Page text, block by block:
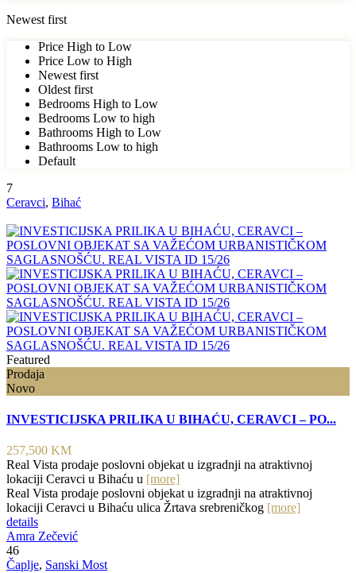
Newest first
Price High to Low
Price Low to High
Newest first
Oldest first
Bedrooms High to Low
Bedrooms Low to high
Bathrooms High to Low
Bathrooms Low to high
Default
7
Ceravci, Bihać
Featured
Prodaja
Novo
INVESTICIJSKA PRILIKA U BIHAĆU, CERAVCI – PO...
257,500 KM
Real Vista prodaje poslovni objekat u izgradnji na atraktivnoj
lokaciji Ceravci u Bihaću u [more]
Real Vista prodaje poslovni objekat u izgradnji na atraktivnoj
lokaciji Ceravci u Bihaću ulica Žrtava srebreničkog [more]
details
Amra Zečević
46
Čaplje, Sanski Most